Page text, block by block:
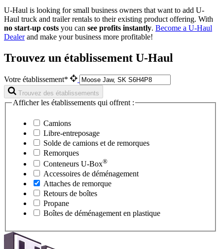
U-Haul is looking for small business owners that want to add U-
Haul truck and trailer rentals to their existing product offering. With
no start-up costs you can see profits instantly. Become a U-Haul
Dealerand make your business more profitable!
Trouvez un établissement U-Haul
Votre établissement*
Trouvez des établissements
Afficher les établissements qui offrent :
Camions
Libre-entreposage
Solde de camions et de remorques
Remorques
Conteneurs U-Box®
Accessoires de déménagement
Attaches de remorque
Retours de boîtes
Propane
Boîtes de déménagement en plastique